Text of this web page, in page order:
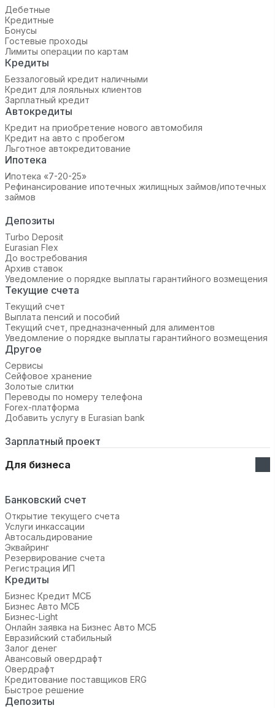
Дебетные
Кредитные
Бонусы
Гостевые проходы
Лимиты операции по картам
Кредиты
Беззалоговый кредит наличными
Кредит для лояльных клиентов
Зарплатный кредит
Автокредиты
Кредит на приобретение нового автомобиля
Кредит на авто с пробегом
Льготное автокредитование
Ипотека
Ипотека «7-20-25»‬
Рефинансирование ипотечных жилищных займов/ипотечных
займов
Депозиты
Turbo Deposit
Eurasian Flex
До востребования
Архив ставок
Уведомление о порядке выплаты гарантийного возмещения
Текущие счета
Текущий счет
Выплата пенсий и пособий
Текущий счет, предназначенный для алиментов
Уведомление о порядке выплаты гарантийного возмещения
Другое
Сервисы
Сейфовое хранение
Золотые слитки
Переводы по номеру телефона
Forex-платформа
Добавить услугу в Eurasian bank
Зарплатный проект
Для бизнеса
Банковский счет
Открытие текущего счета
Услуги инкассации
Автосальдирование
Эквайринг
Резервирование счета
Регистрация ИП
Кредиты
Бизнес Кредит МСБ
Бизнес Авто МСБ
Бизнес-Light
Онлайн заявка на Бизнес Авто МСБ
Евразийский стабильный
Залог денег
Авансовый овердрафт
Овердрафт
Кредитование поставщиков ERG
Быстрое решение
Депозиты